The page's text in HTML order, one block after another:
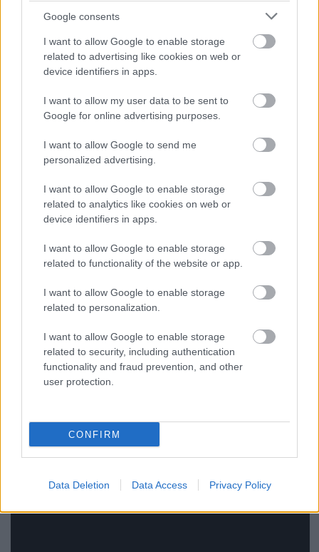
Google consents
I want to allow Google to enable storage
related to advertising like cookies on web or
device identifiers in apps.
I want to allow my user data to be sent to
Google for online advertising purposes.
I want to allow Google to send me
personalized advertising.
I want to allow Google to enable storage
related to analytics like cookies on web or
device identifiers in apps.
I want to allow Google to enable storage
related to functionality of the website or app.
I want to allow Google to enable storage
related to personalization.
I want to allow Google to enable storage
related to security, including authentication
functionality and fraud prevention, and other
user protection.
CONFIRM
Data Deletion Data Access Privacy Policy
A lelkem egy nagy darabja.
Mivel készültök a jubileumi koncertre?
Mivel nagy dolog az. :) Régi tagok, új zenék, régi
slágerek, új csajok.
Az irónia kedvéért: volt-e olyan zenészkolléga,
videóban, de nem tudta vállalni?
Igen, de híres és befolyásos, szóval maxima
És akkor a videó: